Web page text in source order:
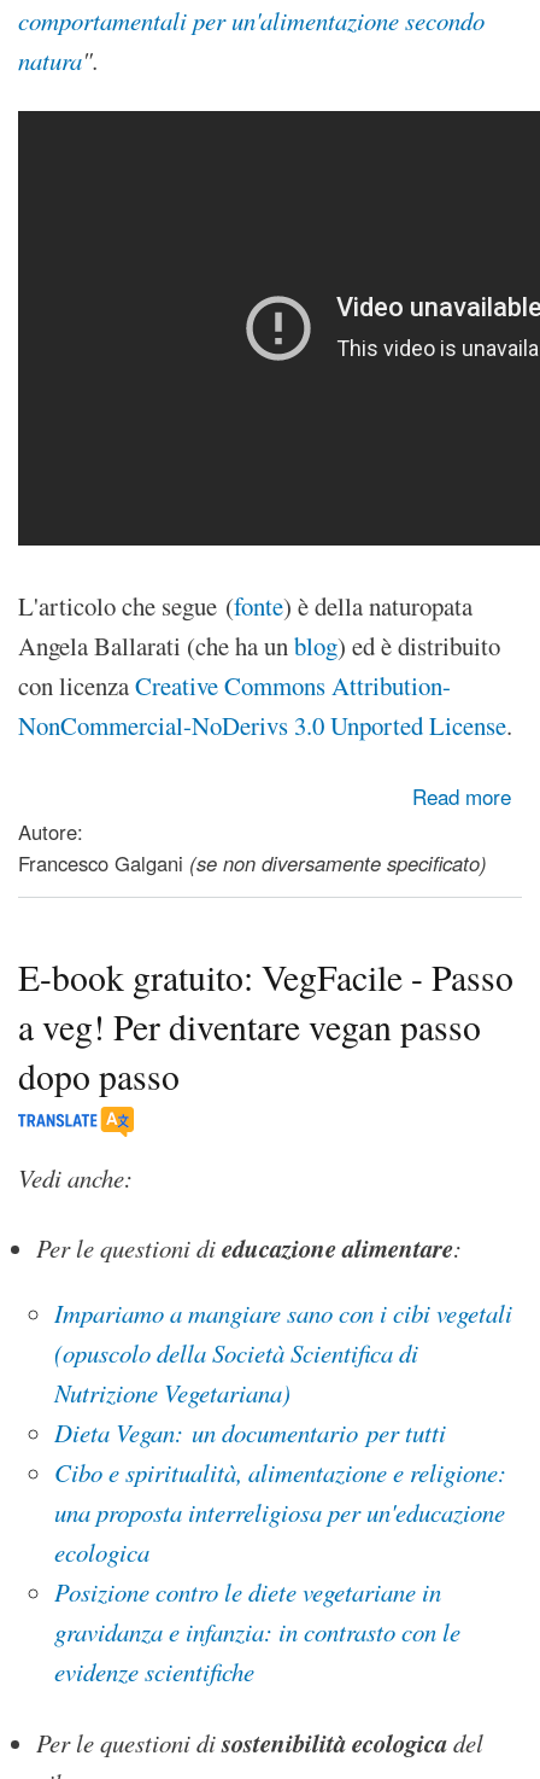
comportamentali per un'alimentazione secondo
natura".
L'articolo che segue (fonte) è della naturopata
Angela Ballarati (che ha unblog) ed è distribuito
con licenzaCreative Commons Attribution-
NonCommercial-NoDerivs 3.0 Unported License.
Read more
about Curcuma: spezia antitumorale con tantissimi benefici
Autore:
Francesco Galgani (se non diversamente specificato)
E-book gratuito: VegFacile - Passo
a veg! Per diventare vegan passo
dopo passo
Vedi anche:
Per le questioni dieducazione alimentare:
Impariamo a mangiare sano con i cibi vegetali
(opuscolo della Società Scientifica di
Nutrizione Vegetariana)
Dieta Vegan: un documentario per tutti
Cibo e spiritualità, alimentazione e religione:
una proposta interreligiosa per un'educazione
ecologica
Posizione contro le diete vegetariane in
gravidanza e infanzia: in contrasto con le
evidenze scientifiche
Per le questioni disostenibilità ecologicadel